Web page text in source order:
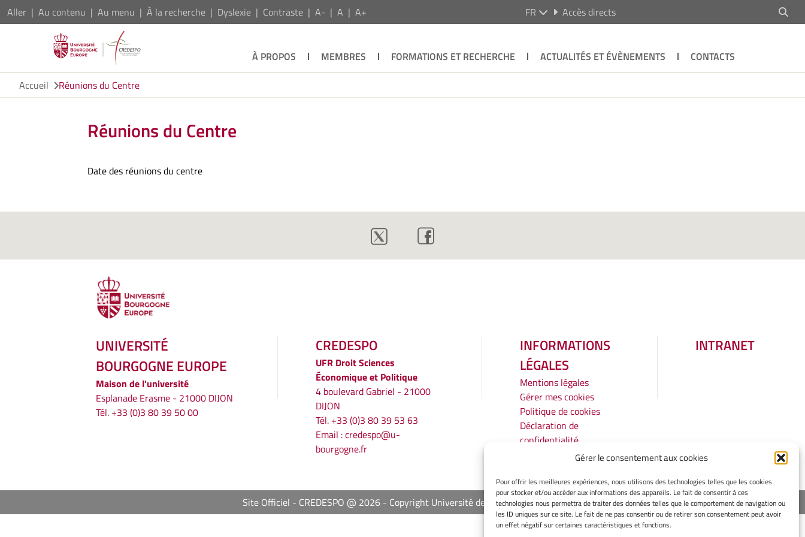
Gérer le consentement aux cookies
Pour offrir les meilleures expériences, nous utilisons des technologies telles que les cookies
pour stocker et/ou accéder aux informations des appareils. Le fait de consentir à ces
technologies nous permettra de traiter des données telles que le comportement de navigation ou
les ID uniques sur ce site. Le fait de ne pas consentir ou de retirer son consentement peut avoir
un effet négatif sur certaines caractéristiques et fonctions.
Aller Au contenu Au menu À la recherche Dyslexie Contraste A- A A+ FR Accès directs
À PROPOS MEMBRES FORMATIONS ET RECHERCHE ACTUALITÉS ET ÉVÈNEMENTS
CONTACTS
Accueil
Réunions du Centre
Réunions du Centre
Date des réunions du centre
UNIVERSITÉ
BOURGOGNE EUROPE
Maison de l'université
Esplanade Erasme - 21000 DIJON
Tél. +33 (0)3 80 39 50 00
CREDESPO
UFR Droit Sciences
Économique et Politique
4 boulevard Gabriel - 21000
DIJON
Tél. +33 (0)3 80 39 53 63
Email :credespo@u-
bourgogne.fr
INFORMATIONS
LÉGALES
Mentions légales
Gérer mes cookies
Politique de cookies
Déclaration de
confidentialité
Avertissement
INTRANET
Site Officiel - CREDESPO @ 2026 Copyright Université de Bourgogne Europe